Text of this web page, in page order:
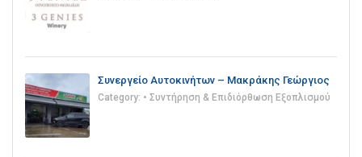
Συνεργείο Αυτοκινήτων – Μακράκης Γεώργιος
Category: • Συντήρηση & Επιδιόρθωση Εξοπλισμού